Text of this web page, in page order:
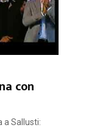
con
a Sallusti: